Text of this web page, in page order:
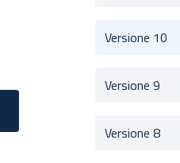
Versione 10
Versione 9
Versione 8